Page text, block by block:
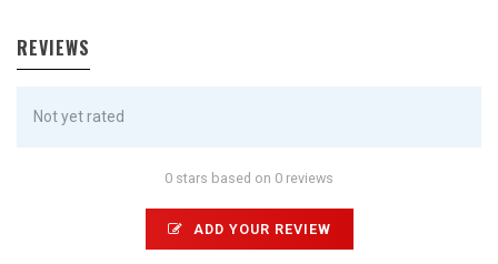
REVIEWS
Not yet rated
0 stars based on 0 reviews
ADD YOUR REVIEW